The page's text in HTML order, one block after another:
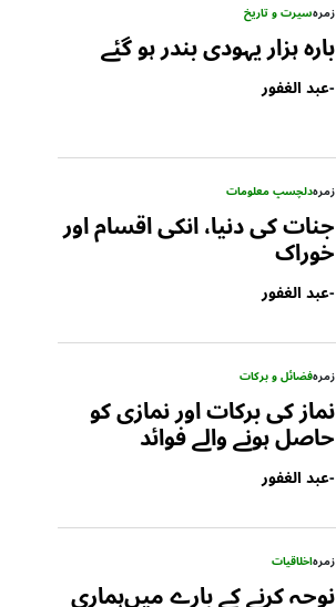
زمرہسیرت و تاریخ
بارہ ہزار یہودی بندر ہو گئے
-عبد الغفور
زمرہدلچسپ معلومات
جنات کی دنیا، انکی اقسام اور
خوراک
-عبد الغفور
زمرہفضائل و برکات
نماز کی برکات اور نمازی کو
حاصل ہونے والے فوائد
-عبد الغفور
زمرہاخلاقیات
نوحہ کرنے کے بارے میں‌ہماری